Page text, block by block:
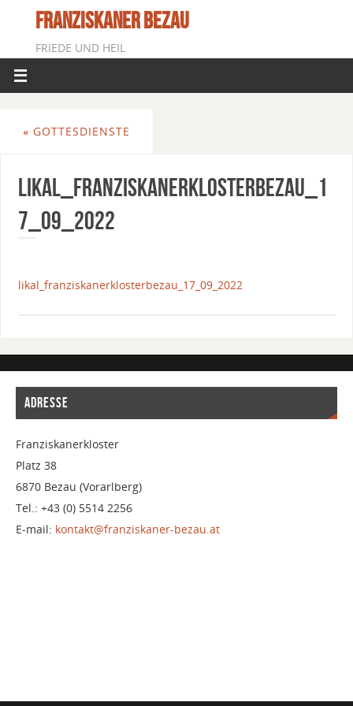
FRANZISKANER BEZAU
FRIEDE UND HEIL
« GOTTESDIENSTE
Likal_FranziskanerklosterBezau_1
7_09_2022
likal_franziskanerklosterbezau_17_09_2022
ADRESSE
Franziskanerkloster
Platz 38
6870 Bezau (Vorarlberg)
Tel.: +43 (0) 5514 2256
E-mail: kontakt@franziskaner-bezau.at